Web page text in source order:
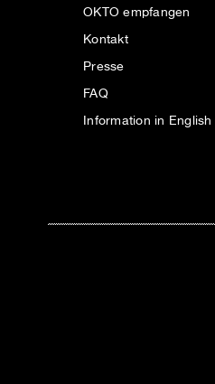
OKTO empfangen
Kontakt
Presse
FAQ
Information in English